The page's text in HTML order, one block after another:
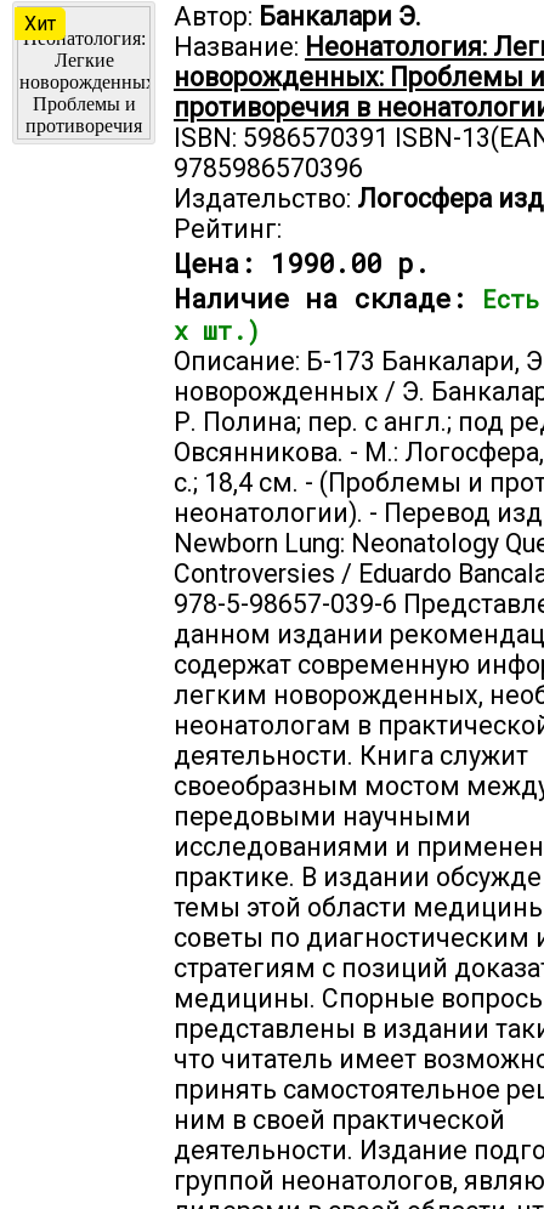
Хит Автор: Банкалари Э.
Название: Неонатология:
новорожденных: Проблемы и
противоречия в
ISBN: 5986570391 ISBN-
9785986570396
Издательство: Логосфера
Рейтинг:
Цена: 1990.00 р.
Наличие на складе:
х шт.)
Описание: Б-173 Банкалари,
новорожденных / Э.
Р. Полина; пер. с англ.; под
Овсянникова. - М.:
с.; 18,4 см. - (Проблемы и
неонатологии). - Перевод
Newborn Lung: Neonatology
Controversies / Eduardo
978-5-98657-039-6
данном издании
содержат современную
легким новорожденных,
неонатологам в
деятельности. Книга служит
своеобразным мостом
передовыми научными
исследованиями и
практике. В издании
темы этой области
советы по
стратегиям с позиций
медицины. Спорные
представлены в издании
что читатель имеет
принять самостоятельное
ним в своей практической
деятельности. Издание
группой неонатологов,